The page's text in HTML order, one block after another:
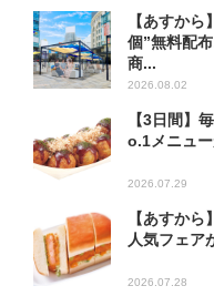
【あすか
個”無料配
商...
2026.08.02
【3日間】
o.1メニュ
2026.07.29
【あすか
人気フェア
2026.07.28